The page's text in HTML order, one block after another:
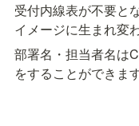
受付内線表が不要と
イメージに生まれ変
部署名・担当者名は
をすることができます